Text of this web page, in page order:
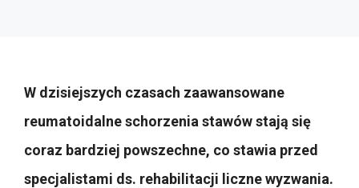
W dzisiejszych czasach zaawansowane
reumatoidalne schorzenia stawów stają się
coraz bardziej powszechne, co stawia przed
specjalistami ds. rehabilitacji liczne wyzwania.